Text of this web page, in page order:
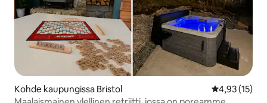
Kohde kaupungissa Bristol
4,93 (15)